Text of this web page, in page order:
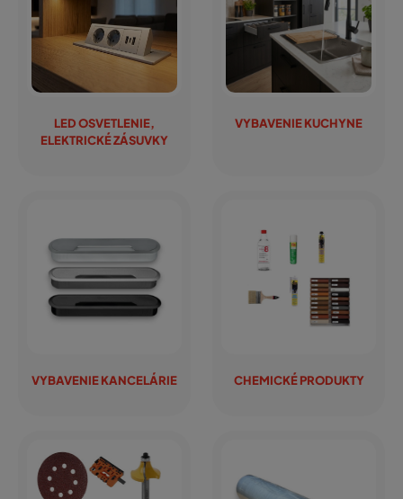
LED OSVETLENIE,
ELEKTRICKÉ ZÁSUVKY
VYBAVENIE KUCHYNE
VYBAVENIE KANCELÁRIE CHEMICKÉ PRODUKTY